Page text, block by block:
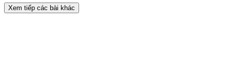
Xem tiếp các bài khác